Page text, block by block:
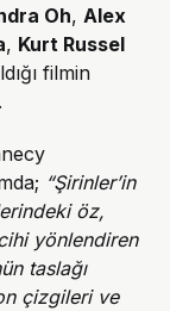
Oh,Alex
, Kurt Russel
filmin
“Şirinler’in
öz,
yönlendiren
taslağı
çizgileri ve